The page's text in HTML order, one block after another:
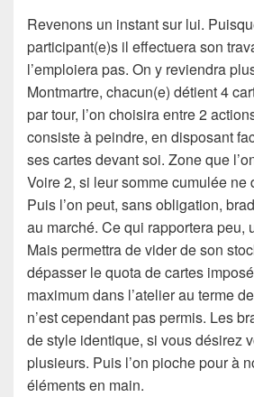
Revenons un instant sur lui.
participant(e)s il effectuera son
l’emploiera pas. On y reviendra
Montmartre, chacun(e) détient 4
par tour, l’on choisira entre 2
consiste à peindre, en disposant
ses cartes devant soi. Zone que
Voire 2, si leur somme cumulée ne
Puis l’on peut, sans obligation,
au marché. Ce qui rapportera peu,
Mais permettra de vider de son
dépasser le quota de cartes
maximum dans l’atelier au terme
n’est cependant pas permis. Les
de style identique, si vous désirez
plusieurs. Puis l’on pioche pour à
éléments en main.